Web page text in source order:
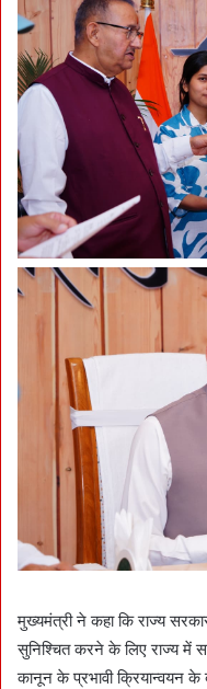
मुख्यमंत्री ने कहा कि राज्य सरकार
सुनिश्चित करने के लिए राज्य में
कानून के प्रभावी क्रियान्वयन